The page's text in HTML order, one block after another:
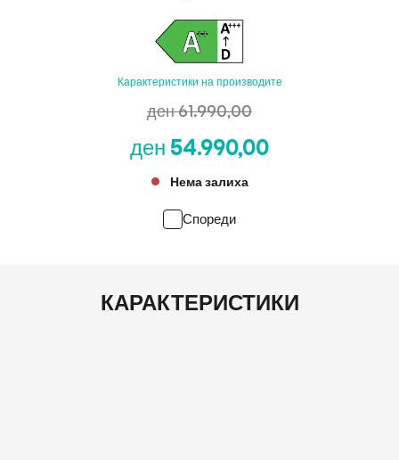
Карактеристики на производите
ден 61.990,00
ден 54.990,00
Нема залиха
Спореди
КАРАКТЕРИСТИКИ